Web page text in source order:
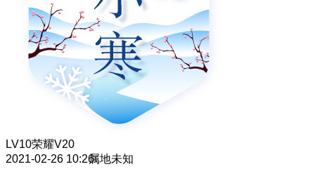
LV10荣耀V20
2021-02-26 10:26属地未知